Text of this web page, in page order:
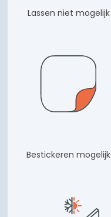
Lassen niet mogelijk
Bestickeren mogelijk